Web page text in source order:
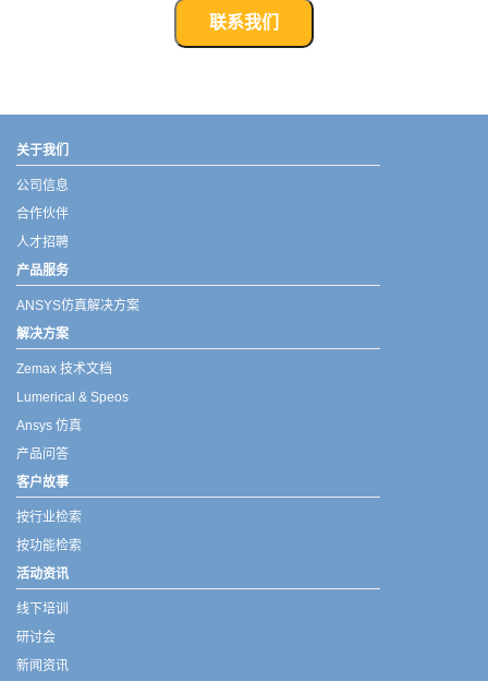
联系我们
关于我们
公司信息
合作伙伴
人才招聘
产品服务
ANSYS仿真解决方案
解决方案
Zemax 技术文档
Lumerical & Speos
Ansys 仿真
产品问答
客户故事
按行业检索
按功能检索
活动资讯
线下培训
研讨会
新闻资讯